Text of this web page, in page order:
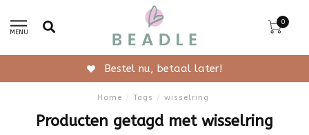
MENU
0
Bestel nu, betaal later!
Home / Tags / wisselring
Producten getagd met wisselring